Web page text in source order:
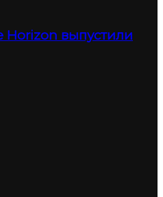
Horizon выпустили